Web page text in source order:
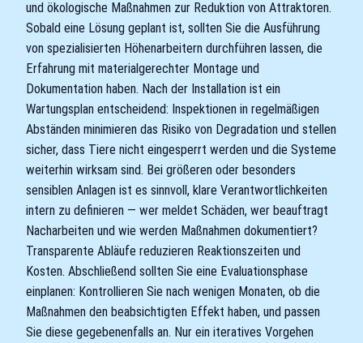
und ökologische Maßnahmen zur Reduktion von Attraktoren.
Sobald eine Lösung geplant ist, sollten Sie die Ausführung
von spezialisierten Höhenarbeitern durchführen lassen, die
Erfahrung mit materialgerechter Montage und
Dokumentation haben. Nach der Installation ist ein
Wartungsplan entscheidend: Inspektionen in regelmäßigen
Abständen minimieren das Risiko von Degradation und stellen
sicher, dass Tiere nicht eingesperrt werden und die Systeme
weiterhin wirksam sind. Bei größeren oder besonders
sensiblen Anlagen ist es sinnvoll, klare Verantwortlichkeiten
intern zu definieren — wer meldet Schäden, wer beauftragt
Nacharbeiten und wie werden Maßnahmen dokumentiert?
Transparente Abläufe reduzieren Reaktionszeiten und
Kosten. Abschließend sollten Sie eine Evaluationsphase
einplanen: Kontrollieren Sie nach wenigen Monaten, ob die
Maßnahmen den beabsichtigten Effekt haben, und passen
Sie diese gegebenenfalls an. Nur ein iteratives Vorgehen